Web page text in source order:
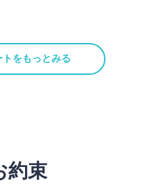
トをもっとみる
約束